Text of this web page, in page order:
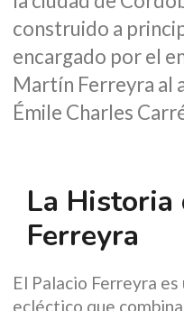
construido a
encargado por el
Martín Ferreyra al
Émile Charles
La Historia
Ferreyra
El Palacio Ferreyra
ecléctico que